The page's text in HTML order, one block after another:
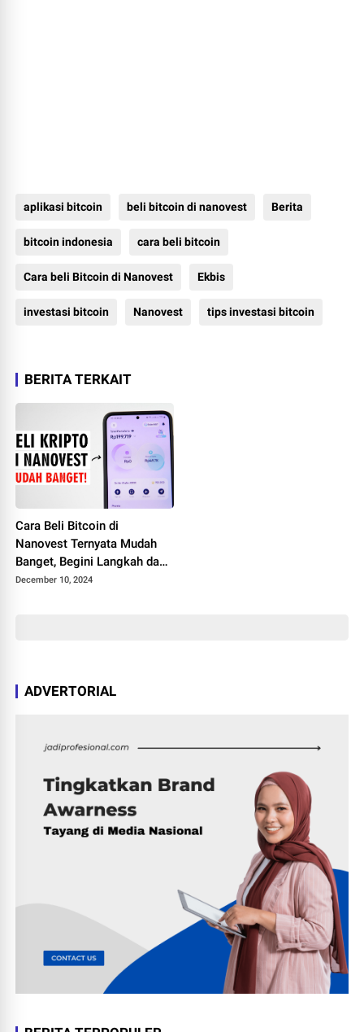
aplikasi bitcoin beli bitcoin di nanovest Berita
bitcoin indonesia cara beli bitcoin
Cara beli Bitcoin di Nanovest Ekbis
investasi bitcoin Nanovest tips investasi bitcoin
BERITA TERKAIT
Cara Beli Bitcoin di
Nanovest Ternyata Mudah
Banget, Begini Langkah dan
Syaratnya
December 10, 2024
ADVERTORIAL